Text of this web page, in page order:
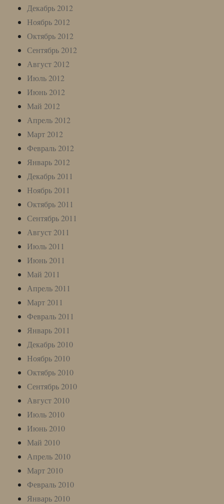
Декабрь 2012
Ноябрь 2012
Октябрь 2012
Сентябрь 2012
Август 2012
Июль 2012
Июнь 2012
Май 2012
Апрель 2012
Март 2012
Февраль 2012
Январь 2012
Декабрь 2011
Ноябрь 2011
Октябрь 2011
Сентябрь 2011
Август 2011
Июль 2011
Июнь 2011
Май 2011
Апрель 2011
Март 2011
Февраль 2011
Январь 2011
Декабрь 2010
Ноябрь 2010
Октябрь 2010
Сентябрь 2010
Август 2010
Июль 2010
Июнь 2010
Май 2010
Апрель 2010
Март 2010
Февраль 2010
Январь 2010